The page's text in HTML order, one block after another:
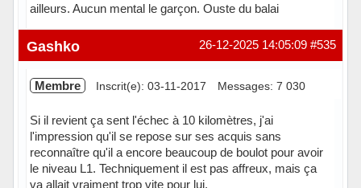
ailleurs. Aucun mental le garçon. Ouste du balai
Hors ligne #535
26-12-2025 14:05:09
Gashko
Membre Inscrit(e): 03-11-2017 Messages: 7 030
Si il revient ça sent l'échec à 10 kilomètres, j'ai
l'impression qu'il se repose sur ses acquis sans
reconnaître qu'il a encore beaucoup de boulot pour avoir
le niveau L1. Techniquement il est pas affreux, mais ça
va allait vraiment trop vite pour lui.